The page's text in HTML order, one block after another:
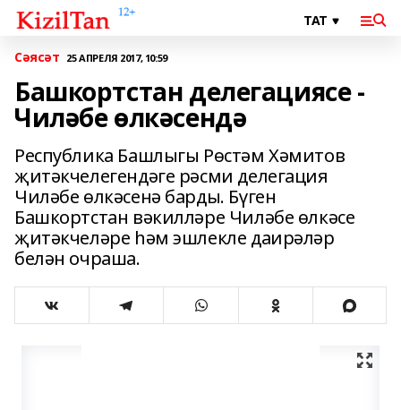
Сәясәт 25 АПРЕЛЯ 2017, 10:59
Башкортстан делегациясе -
Чиләбе өлкәсендә
Республика Башлыгы Рөстәм Хәмитов
җитәкчелегендәге рәсми делегация
Чиләбе өлкәсенә барды. Бүген
Башкортстан вәкилләре Чиләбе өлкәсе
җитәкчеләре һәм эшлекле даирәләр
белән очраша.